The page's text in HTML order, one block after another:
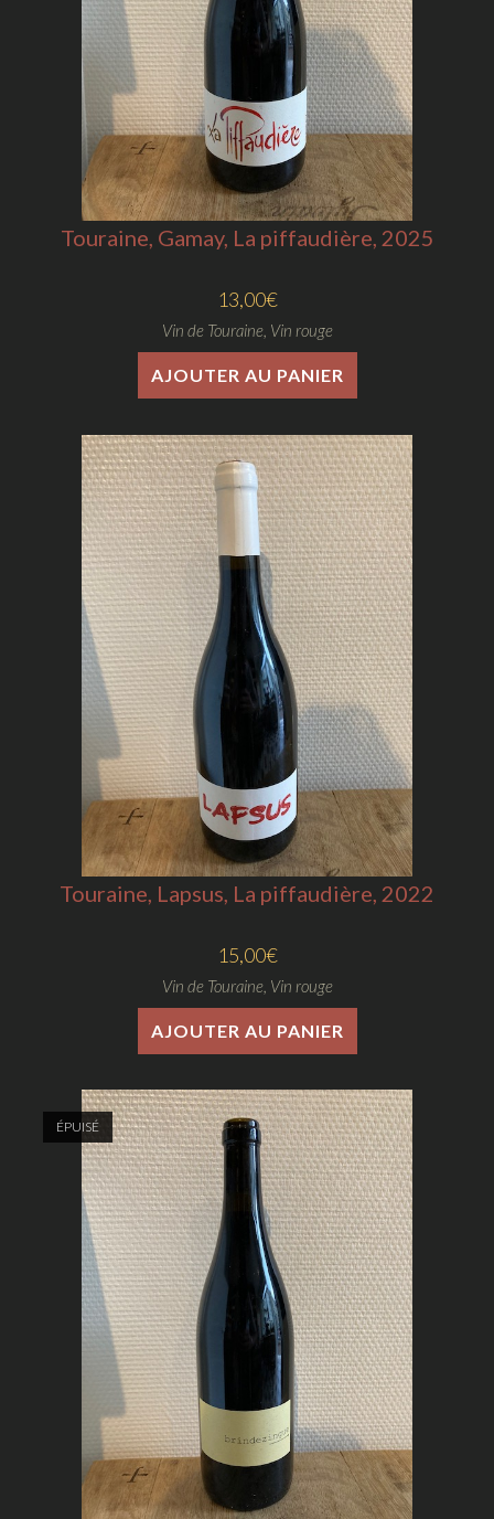
Touraine, Gamay, La piffaudière, 2025
13,00€
Vin de Touraine, Vin rouge
AJOUTER AU PANIER
Touraine, Lapsus, La piffaudière, 2022
15,00€
Vin de Touraine, Vin rouge
AJOUTER AU PANIER
ÉPUISÉ